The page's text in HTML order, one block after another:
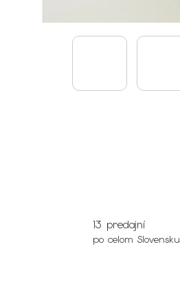
13 predajní
po celom Slovensku